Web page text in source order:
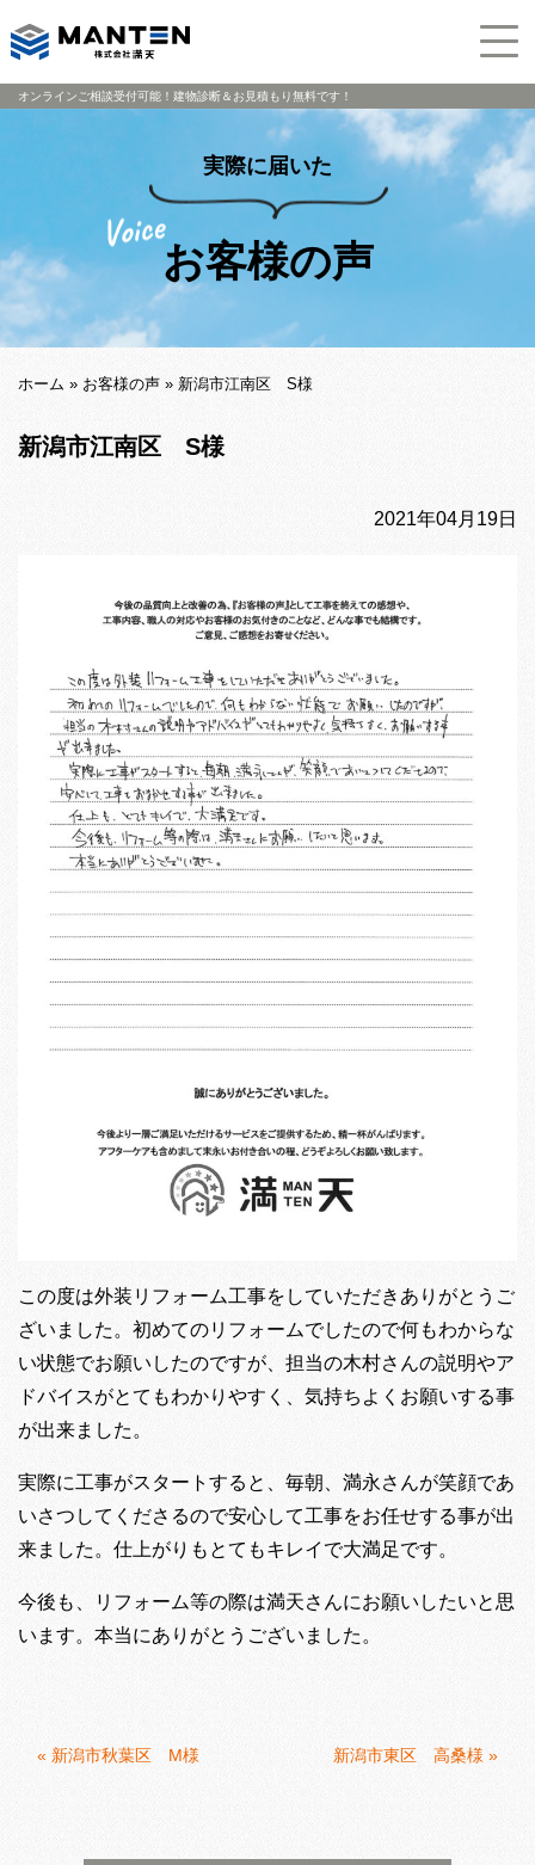
オンラインご相談受付可能！建物診断＆お見積もり無料です！
実際に届いた
お客様の声
ホーム » お客様の声 » 新潟市江南区 S様
新潟市江南区 S様
2021年04月19日
この度は外装リフォーム工事をしていただきありがとうご
ざいました。初めてのリフォームでしたので何もわからな
い状態でお願いしたのですが、担当の木村さんの説明やア
ドバイスがとてもわかりやすく、気持ちよくお願いする事
が出来ました。
実際に工事がスタートすると、毎朝、満永さんが笑顔であ
いさつしてくださるので安心して工事をお任せする事が出
来ました。仕上がりもとてもキレイで大満足です。
今後も、リフォーム等の際は満天さんにお願いしたいと思
います。本当にありがとうございました。
« 新潟市秋葉区 M様 新潟市東区 高桑様 »